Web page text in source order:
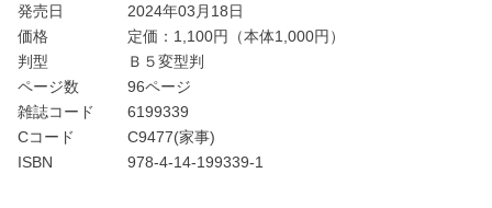
発売日
2024年03月18日
価格
定価： 1,100円（本体1,000円）
判型
Ｂ５変型判
ページ数
96ページ
雑誌コード
6199339
Cコード
C9477(家事)
ISBN
978-4-14-199339-1